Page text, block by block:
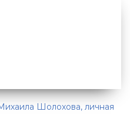
Шолохова, личная